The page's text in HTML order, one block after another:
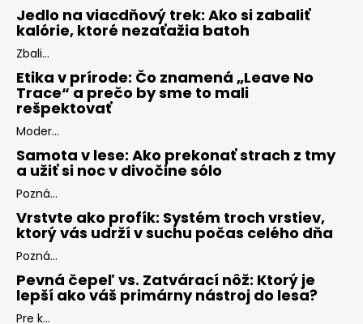
Jedlo na viacdňový trek: Ako si zabaliť
kalórie, ktoré nezaťažia batoh
Zbali...
Etika v prírode: Čo znamená „Leave No
Trace“ a prečo by sme to mali
rešpektovať
Moder...
Samota v lese: Ako prekonať strach z tmy
a užiť si noc v divočine sólo
Pozná...
Vrstvte ako profík: Systém troch vrstiev,
ktorý vás udrží v suchu počas celého dňa
Pozná...
Pevná čepeľ vs. Zatvárací nôž: Ktorý je
lepší ako váš primárny nástroj do lesa?
Pre k...